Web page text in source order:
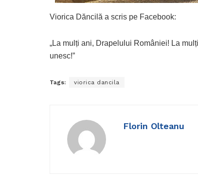
Viorica Dăncilă a scris pe Facebook:
„La mulți ani, Drapelului României! La
unesc!”
Tags: viorica dancila
Florin Olteanu